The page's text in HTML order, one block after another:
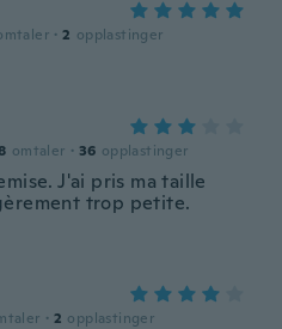
· 2 opplastinger
omtaler · 36 opplastinger
J'ai pris ma taille
trop petite.
· 2 opplastinger